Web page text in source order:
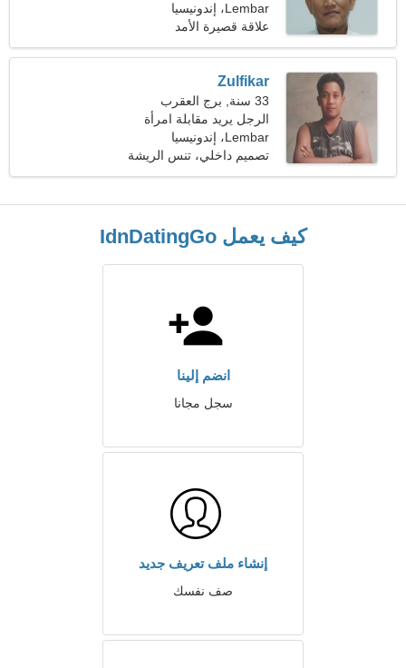
Lembar، إندونيسيا
علاقة قصيرة الأمد
Zulfikar
33 سنة, برج العقرب
الرجل يريد مقابلة امرأة
Lembar، إندونيسيا
تصميم داخلي، تنس الريشة
كيف يعمل IdnDatingGo
انضم إلينا
سجل مجانا
إنشاء ملف تعريف جديد
صف نفسك